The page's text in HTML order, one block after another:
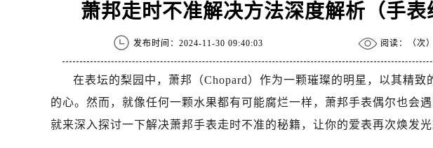
萧邦走时不准解决方法深度解析（手表
发布时间：2024-11-30 09:40:03 阅读：（次）
在表坛的梨园中，萧邦（Chopard）作为一颗璀璨的明星，以其精
的心。然而，就像任何一颗水果都有可能腐烂一样，萧邦手表偶尔也会
就来深入探讨一下解决萧邦手表走时不准的秘籍，让你的爱表再次焕发光